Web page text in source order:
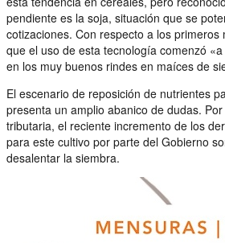
pendiente es la soja, situación que se
cotizaciones. Con respecto a los primeros
que el uso de esta tecnología comenzó
en los muy buenos rindes en maíces de
El escenario de reposición de nutrientes
presenta un amplio abanico de dudas.
tributaria, el reciente incremento de los
para este cultivo por parte del Gobierno
desalentar la siembra.